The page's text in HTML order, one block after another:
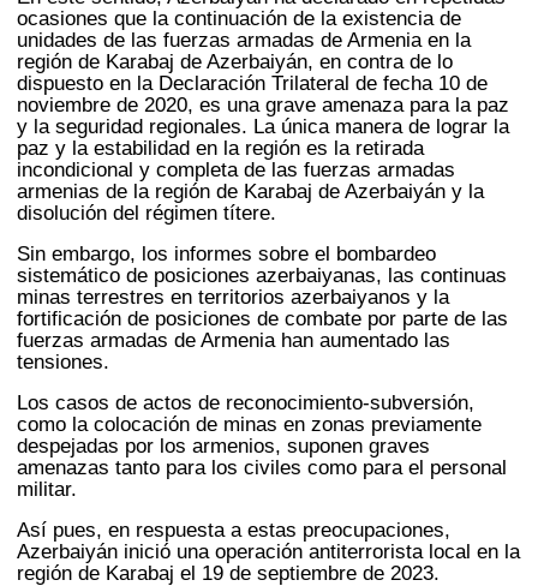
ocasiones que la continuación de la existencia de
unidades de las fuerzas armadas de Armenia en la
región de Karabaj de Azerbaiyán, en contra de lo
dispuesto en la Declaración Trilateral de fecha 10 de
noviembre de 2020, es una grave amenaza para la paz
y la seguridad regionales. La única manera de lograr la
paz y la estabilidad en la región es la retirada
incondicional y completa de las fuerzas armadas
armenias de la región de Karabaj de Azerbaiyán y la
disolución del régimen títere.
Sin embargo, los informes sobre el bombardeo
sistemático de posiciones azerbaiyanas, las continuas
minas terrestres en territorios azerbaiyanos y la
fortificación de posiciones de combate por parte de las
fuerzas armadas de Armenia han aumentado las
tensiones.
Los casos de actos de reconocimiento-subversión,
como la colocación de minas en zonas previamente
despejadas por los armenios, suponen graves
amenazas tanto para los civiles como para el personal
militar.
Así pues, en respuesta a estas preocupaciones,
Azerbaiyán inició una operación antiterrorista local en la
región de Karabaj el 19 de septiembre de 2023.